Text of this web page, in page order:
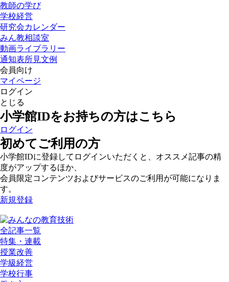
教師の学び
学校経営
研究会カレンダー
みん教相談室
動画ライブラリー
通知表所見文例
会員向け
マイページ
ログイン
とじる
小学館IDをお持ちの方はこちら
ログイン
初めてご利用の方
小学館IDに登録してログインいただくと、オススメ記事の精
度がアップするほか、
会員限定コンテンツおよびサービスのご利用が可能になりま
す。
新規登録
全記事一覧
特集・連載
授業改善
学級経営
学校行事